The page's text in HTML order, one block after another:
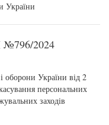
України
2024
оборони України від 2
персональних
заходів